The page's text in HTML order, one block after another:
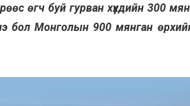
өгч буй гурван хүүхдийн 300
бол Монголын 900 мянган